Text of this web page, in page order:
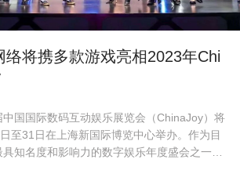
络将携多款游戏亮相2023年Chi
中国国际数码互动娱乐展览会（ChinaJoy）将
至31日在上海新国际博览中心举办。作为目
知名度和影响力的数字娱乐年度盛会之一，